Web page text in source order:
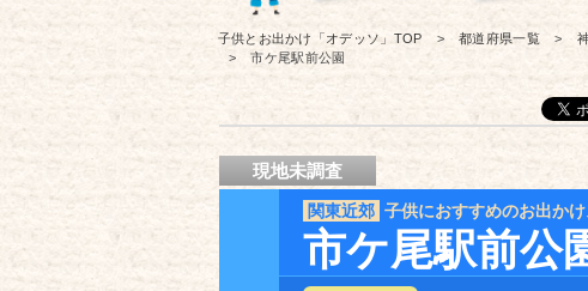
子供とお出かけ「オデッソ」 TOP 都道府県一覧
市ケ尾駅前公園
現地未調査
関東近郊 子供におすすめのお出か
市ケ尾駅前公